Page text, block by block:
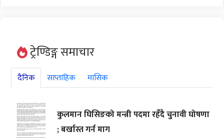
ट्रेण्डिङ्ग समाचार
दैनिक साप्ताहिक मासिक
कुलमान घिसिङको मन्त्री पदमा रहँदै चुनावी घोषणा
; बर्खास्त गर्न माग